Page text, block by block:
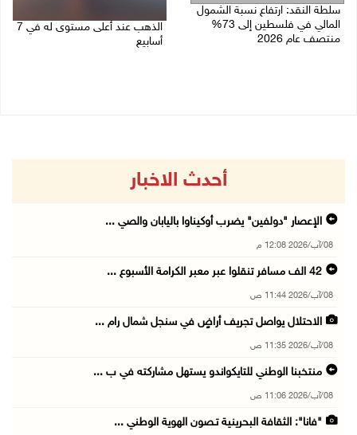
سلطة النقد: ارتفاع نسبة الشمول
المالي في فلسطين إلى 73%
منتصف عام 2026
الذهب عند أعلى مستوى له في 7
أسابيع
أحدث الاخبار
الإعصار "دولفين" يضرب أوكيناوا باليابان والصي ...
08/آب/2026 12:08 م
42 الف مسافر تنقلوا عبر معبر الكرامة الأسبوع ...
08/آب/2026 11:44 ص
الاحتلال يواصل تجريف أراضٍ في سنجل شمال رام ...
08/آب/2026 11:35 ص
منتخبنا الوطني للتايكواندو يستهل مشاركته في ب ...
08/آب/2026 11:06 ص
"فانا": الثقافة البحرينية تـصون الهوية الوطني ...